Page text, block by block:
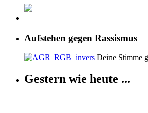
Aufstehen gegen Rassismus
Deine Stimme
Gestern wie heute ...